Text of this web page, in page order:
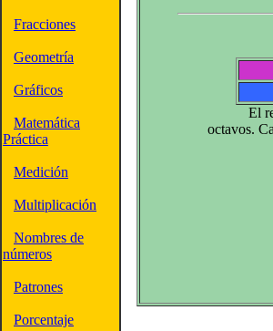
Fracciones
Geometría
Gráficos
Matemática
Práctica
Medición
Multiplicación
Nombres de
números
Patrones
Porcentaje
El
octavos.